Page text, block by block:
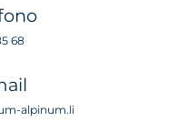
68
alpinum.li